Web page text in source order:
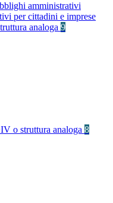
amministrativi
per cittadini e imprese
analoga 9
o struttura analoga 8